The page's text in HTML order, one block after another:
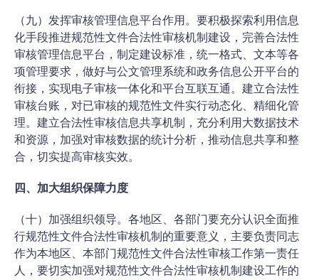
（九）发挥审核管理信息平台作用。要积极探索利用信息
化手段推进规范性文件合法性审核机制建设，完善合法性
审核管理信息平台，制定建设标准，统一格式、文本等各
项管理要求，做好与公文管理系统和政务信息公开平台的
衔接，实现电子审核一体化和平台互联互通。建立合法性
审核台账，对已审核的规范性文件实行动态化、精细化管
理。建立合法性审核信息共享机制，充分利用大数据技术
和资源，加强对审核数据的统计分析，推动信息共享和整
合，切实提高审核实效。
四、加大组织保障力度
（十）加强组织领导。各地区、各部门要充分认识全面推
行规范性文件合法性审核机制的重要意义，主要负责同志
作为本地区、本部门规范性文件合法性审核工作第一责任
人，要切实加强对规范性文件合法性审核机制建设工作的